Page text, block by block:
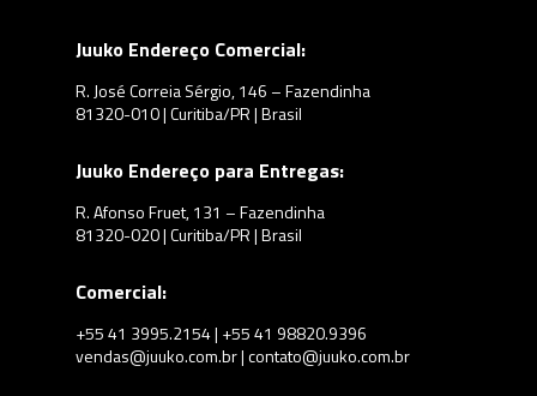
Juuko Endereço Comercial:
R. José Correia Sérgio, 146 – Fazendinha
81320-010 | Curitiba/PR | Brasil
Juuko Endereço para Entregas:
R. Afonso Fruet, 131 – Fazendinha
81320-020 | Curitiba/PR | Brasil
Comercial:
+55 41 3995.2154 | +55 41 98820.9396
vendas@juuko.com.br | contato@juuko.com.br